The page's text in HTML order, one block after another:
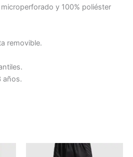
y 100% poliéster
removible.
años.
Este